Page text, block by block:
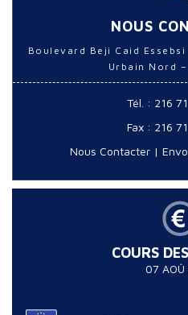
NOUS
Boulevard Beji Caid
Urbain Nord
Tél. : 216
Fax : 216
Nous Contacter|
COURS
07